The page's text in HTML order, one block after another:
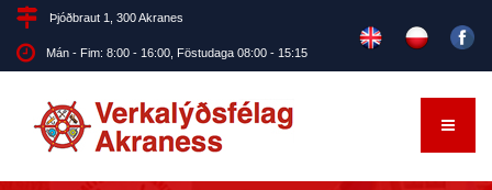
Þjóðbraut 1, 300 Akranes
Mán - Fim: 8:00 - 16:00, Föstudaga 08:00 - 15:15